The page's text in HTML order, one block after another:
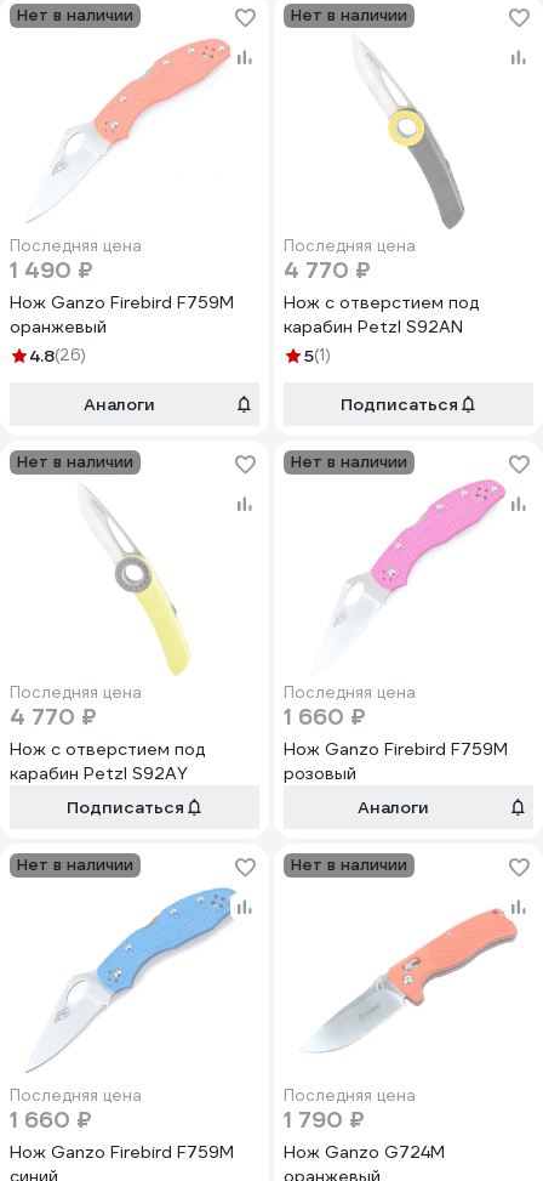
Нет в наличии
Последняя цена
1 490 ₽
Нож Ganzo Firebird F759M
оранжевый
4.8(26)
Аналоги
Нет в наличии
Последняя цена
4 770 ₽
Нож с отверстием под
карабин Petzl S92AN
5(1)
Подписаться
Нет в наличии
Последняя цена
4 770 ₽
Нож с отверстием под
карабин Petzl S92AY
Подписаться
Нет в наличии
Последняя цена
1 660 ₽
Нож Ganzo Firebird F759M
розовый
Аналоги
Нет в наличии
Последняя цена
1 660 ₽
Нож Ganzo Firebird F759M
синий
Нет в наличии
Последняя цена
1 790 ₽
Нож Ganzo G724M
оранжевый